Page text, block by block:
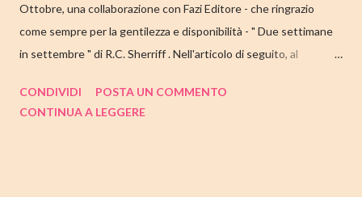
Ottobre, una collaborazione con Fazi Editore - che ringrazio
come sempre per la gentilezza e disponibilità - " Due settimane
in settembre " di R.C. Sherriff . Nell'articolo di seguito, al
TITOLO: DUE SETTIMANE IN SETTEMBRE AUTORE: R.C.
CONDIVIDI
POSTA UN COMMENTO
CONTINUA A LEGGERE